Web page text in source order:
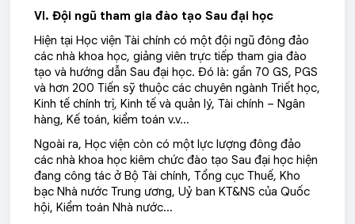
VI. Đội ngũ tham gia đào tạo Sau đại học
Hiện tại Học viện Tài chính có một đội ngũ đông đảo
các nhà khoa học, giảng viên trực tiếp tham gia đào
tạo và hướng dẫn Sau đại học. Đó là: gần 70 GS, PGS
và hơn 200 Tiến sỹ thuộc các chuyên ngành Triết học,
Kinh tế chính trị, Kinh tế và quản lý, Tài chính – Ngân
hàng, Kế toán, kiểm toán v.v…
Ngoài ra, Học viện còn có một lực lượng đông đảo
các nhà khoa học kiêm chức đào tạo Sau đại học hiện
đang công tác ở Bộ Tài chính, Tổng cục Thuế, Kho
bạc Nhà nước Trung ương, Uỷ ban KT&NS của Quốc
hội, Kiểm toán Nhà nước…